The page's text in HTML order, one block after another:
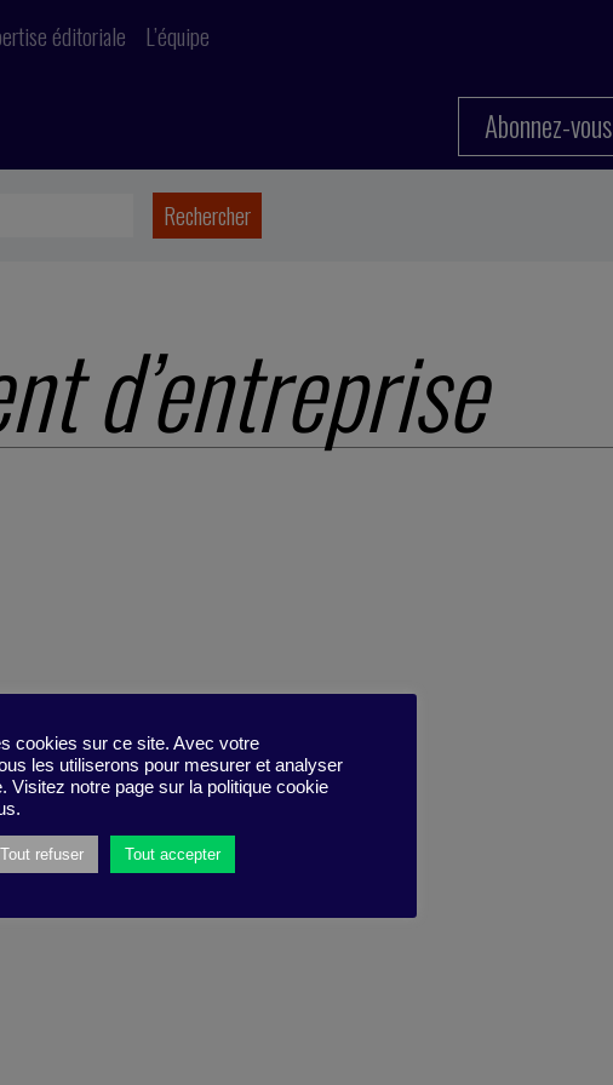
éditoriale L’équipe
Abonnez-vous
d’entreprise
cookies sur ce site. Avec votre
les utiliserons pour mesurer et analyser
Visitez notre page sur la politique cookie
Tout refuser Tout accepter